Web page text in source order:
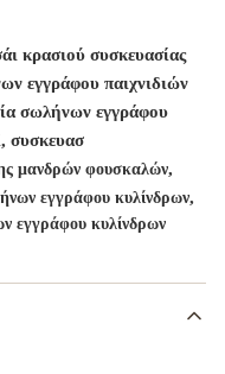
κρασιού συσκευασίας
εγγράφου παιχνιδιών
σωλήνων εγγράφου
συσκευασ
μανδρών φουσκαλών,
εγγράφου κυλίνδρων,
εγγράφου κυλίνδρων